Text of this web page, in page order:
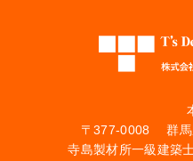
〒377-0008 群馬
寺島製材所一級建築